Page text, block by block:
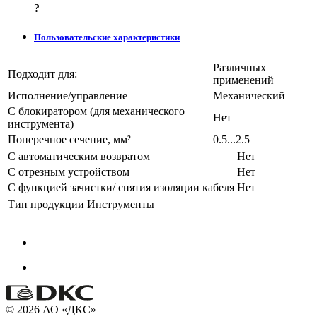
?
Пользовательские характеристики
Подходит для:
Различных
применений
Исполнение/управление
Механический
С блокиратором (для механического
инструмента)
Нет
Поперечное сечение, мм²
0.5...2.5
С автоматическим возвратом
Нет
С отрезным устройством
Нет
С функцией зачистки/ снятия изоляции кабеля Нет
Тип продукции Инструменты
© 2026 АО «ДКС»